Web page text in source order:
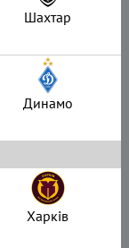
Шахтар
Динамо
Харків